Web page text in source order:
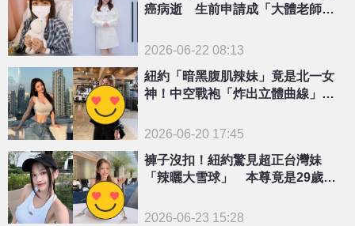
癌病逝 生前申請成「大體老師」
2026-06-22 08:13
紐約「暗黑腹肌辣妹」竟是北一女
神！中空戰袍「炸出立體曲線」全
2026-06-20 17:45
褲子沒扣！紐約驚見超正台灣妹
「辣曬大雪球」 本尊竟是29歲北
2026-06-23 15:28